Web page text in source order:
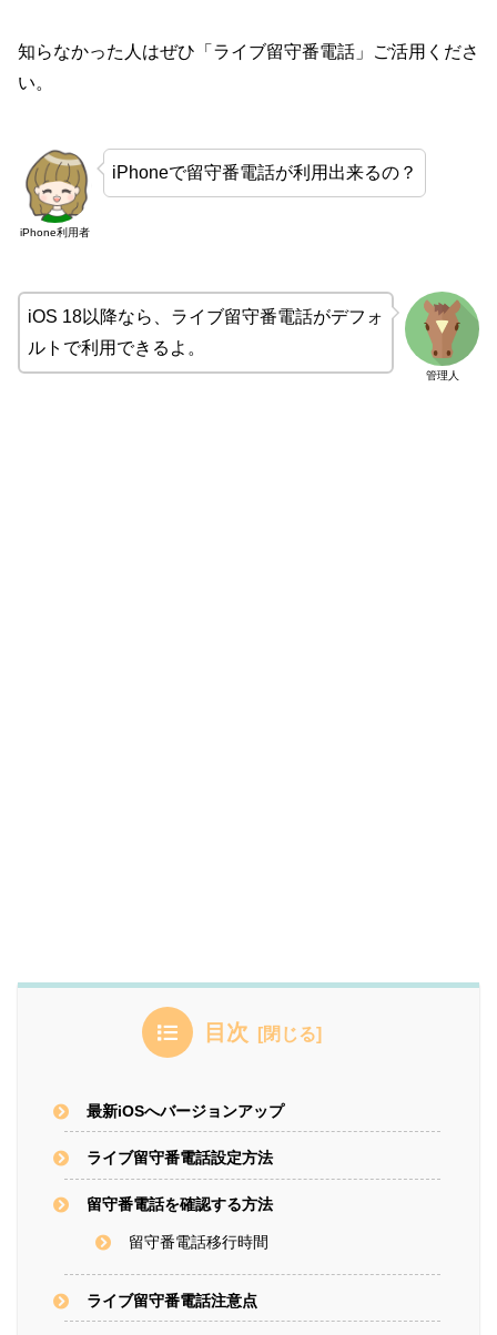
知らなかった人はぜひ「ライブ留守番電話」ご活用くださ
い。
iPhone利用者
iPhoneで留守番電話が利用出来るの？
管理人
iOS 18以降なら、ライブ留守番電話がデフォ
ルトで利用できるよ。
目次
最新iOSへバージョンアップ
ライブ留守番電話設定方法
留守番電話を確認する方法
留守番電話移行時間
ライブ留守番電話注意点